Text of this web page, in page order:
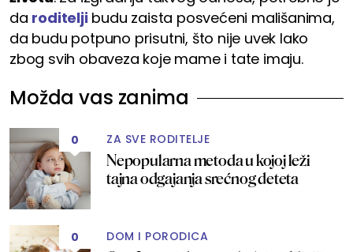
da roditeljibudu zaista posvećeni mališanima,
da budu potpuno prisutni, što nije uvek lako
zbog svih obaveza koje mame i tate imaju.
Možda vas zanima
0 ZA SVE RODITELJE
Nepopularna metoda u kojoj leži
tajna odgajanja srećnog deteta
0 DOM I PORODICA